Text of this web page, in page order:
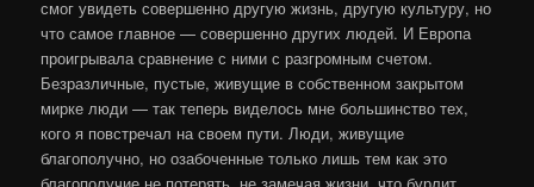
смог увидеть совершенно другую жизнь, другую культуру, но
что самое главное — совершенно других людей. И Европа
проигрывала сравнение с ними с разгромным счетом.
Безразличные, пустые, живущие в собственном закрытом
мирке люди — так теперь виделось мне большинство тех,
кого я повстречал на своем пути. Люди, живущие
благополучно, но озабоченные только лишь тем как это
благополучие не потерять, не замечая жизни, что бурлит